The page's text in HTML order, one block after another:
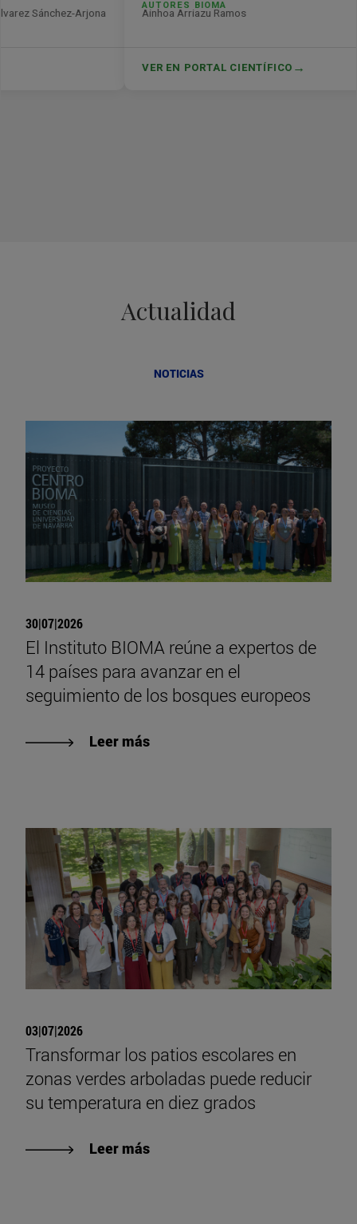
Actualidad
NOTICIAS
30|07|2026
El Instituto BIOMA reúne a expertos de
14 países para avanzar en el
seguimiento de los bosques europeos
Leer más
03|07|2026
Transformar los patios escolares en
zonas verdes arboladas puede reducir
su temperatura en diez grados
Leer más